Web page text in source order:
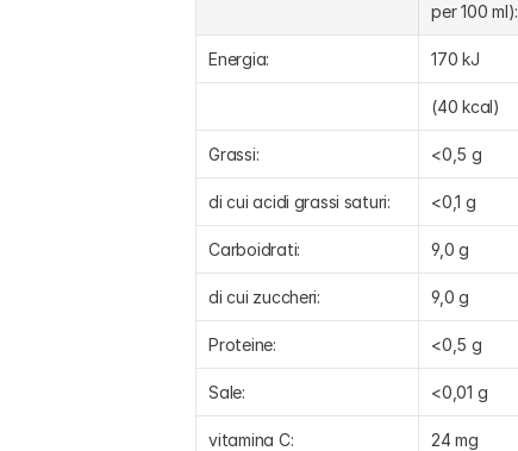
per 100 ml):
Energia: 170 kJ
(40 kcal)
Grassi: <0,5 g
di cui acidi grassi saturi: <0,1 g
Carboidrati: 9,0 g
di cui zuccheri: 9,0 g
Proteine: <0,5 g
Sale: <0,01 g
vitamina C: 24 mg